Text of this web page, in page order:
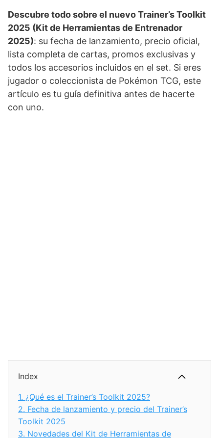
Descubre todo sobre el nuevo Trainer’s Toolkit
2025 (Kit de Herramientas de Entrenador
2025): su fecha de lanzamiento, precio oficial,
lista completa de cartas, promos exclusivas y
todos los accesorios incluidos en el set. Si eres
jugador o coleccionista de Pokémon TCG, este
artículo es tu guía definitiva antes de hacerte
con uno.
Index
1. ¿Qué es el Trainer’s Toolkit 2025?
2. Fecha de lanzamiento y precio del Trainer’s
Toolkit 2025
3. Novedades del Kit de Herramientas de